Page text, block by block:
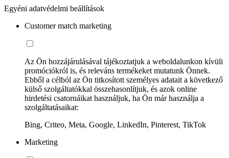
Egyéni adatvédelmi beállítások
Customer match marketing
Az Ön hozzájárulásával tájékoztatjuk a weboldalunkon kívüli
promóciókról is, és releváns termékeket mutatunk Önnek.
Ebből a célból az Ön titkosított személyes adatait a következő
külső szolgáltatókkal összehasonlítjuk, és azok online
hirdetési csatornáikat használjuk, ha Ön már használja a
szolgáltatásaikat:
Bing, Criteo, Meta, Google, LinkedIn, Pinterest, TikTok
Marketing